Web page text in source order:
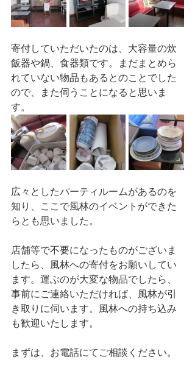
寄付していただいたのは、大容量の炊
飯器や鍋、食器類です。まだまとめら
れていない物品もあるとのことでした
ので、また伺うことになると思いま
す。
広々としたパーティルームがあるのを
知り、ここで風林のイベントができた
らとも思いました。
店舗等で不要になったものがございま
したら、風林への寄付をお願いしてい
ます。運ぶのが大変な物品でしたら、
事前にご連絡いただければ、風林が引
き取りに伺います。風林への持ち込み
も歓迎いたします。
まずは、お電話にてご相談ください。